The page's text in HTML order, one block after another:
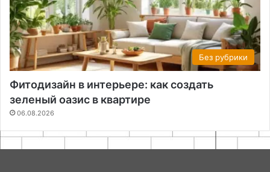
Без рубрики
Фитодизайн в интерьере: как создать
зеленый оазис в квартире
06.08.2026